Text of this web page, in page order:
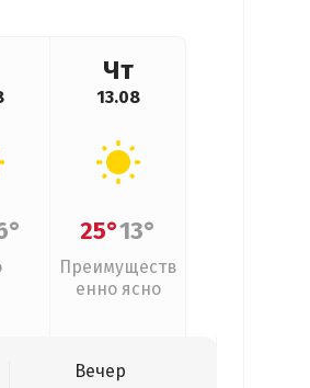
Чт
13.08
25°13°
Преимуществ
енно ясно
Вечер